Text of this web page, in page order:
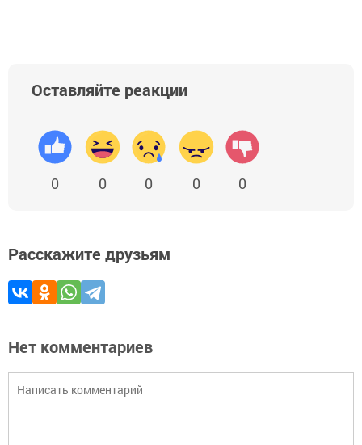
Оставляйте реакции
0 0 0 0 0
Расскажите друзьям
Нет комментариев